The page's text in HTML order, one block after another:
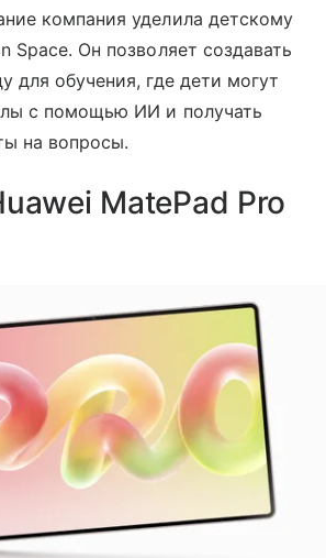
компания уделила детскому
Space. Он позволяет создавать
для обучения, где дети могут
с помощью ИИ и получать
на вопросы.
MatePad Pro